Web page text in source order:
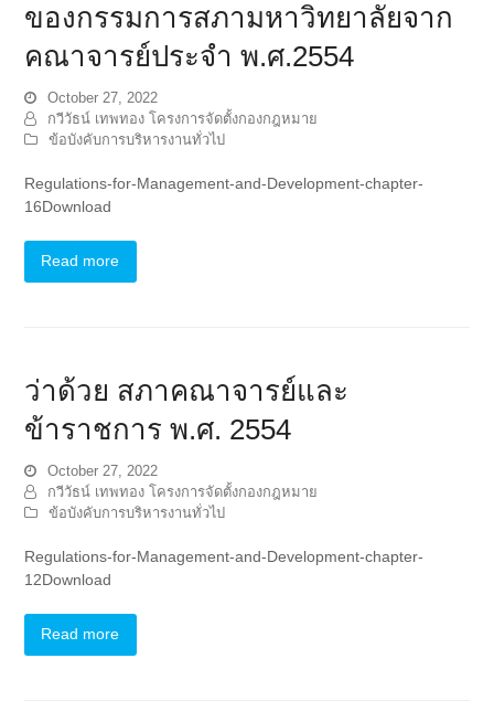
ของกรรมการสภามหาวิทยาลัยจาก
คณาจารย์ประจำ พ.ศ.2554
October 27, 2022
กวีวัธน์ เทพทอง โครงการจัดตั้งกองกฎหมาย
ข้อบังคับการบริหารงานทั่วไป
Regulations-for-Management-and-Development-chapter-
16Download
Read more
ว่าด้วย สภาคณาจารย์และ
ข้าราชการ พ.ศ. 2554
October 27, 2022
กวีวัธน์ เทพทอง โครงการจัดตั้งกองกฎหมาย
ข้อบังคับการบริหารงานทั่วไป
Regulations-for-Management-and-Development-chapter-
12Download
Read more